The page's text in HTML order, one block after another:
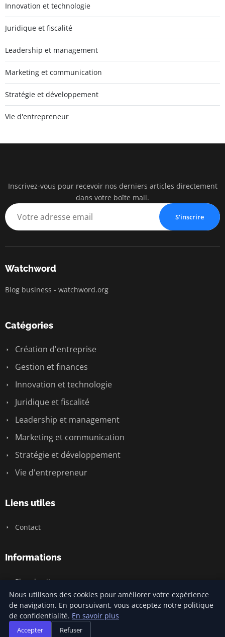
Innovation et technologie
Juridique et fiscalité
Leadership et management
Marketing et communication
Stratégie et développement
Vie d'entrepreneur
BUSINESS
Inscrivez-vous pour recevoir nos derniers articles directement
dans votre boîte mail.
S'inscrire
Watchword
Blog business - watchword.org
Catégories
Création d'entreprise
Gestion et finances
Innovation et technologie
Juridique et fiscalité
Leadership et management
Marketing et communication
Stratégie et développement
Vie d'entrepreneur
Liens utiles
Contact
Informations
Plan du site
© 2026 Watchword. Tous droits réservés.
Nous utilisons des cookies pour améliorer votre expérience
de navigation. En poursuivant, vous acceptez notre politique
de confidentialité. En savoir plus
Accepter Refuser